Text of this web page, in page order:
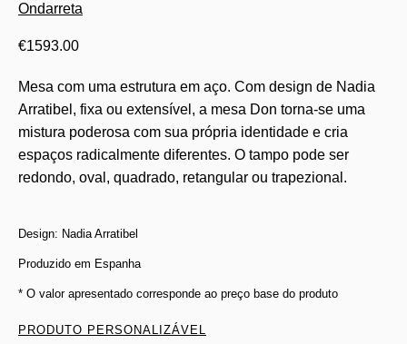
Ondarreta
€1593.00
Mesa com uma estrutura em aço. Com design de Nadia
Arratibel, fixa ou extensível, a mesa Don torna-se uma
mistura poderosa com sua própria identidade e cria
espaços radicalmente diferentes. O tampo pode ser
redondo, oval, quadrado, retangular ou trapezional.
Design: Nadia Arratibel
Produzido em Espanha
* O valor apresentado corresponde ao preço base do produto
PRODUTO PERSONALIZÁVEL